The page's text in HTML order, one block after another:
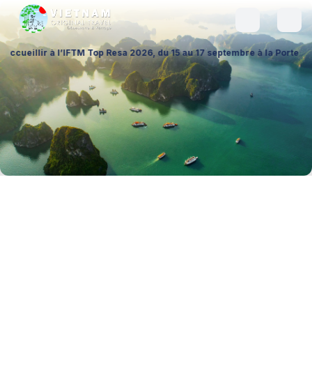
Top Resa 2026, du 15 au 17 septembre à la Porte de